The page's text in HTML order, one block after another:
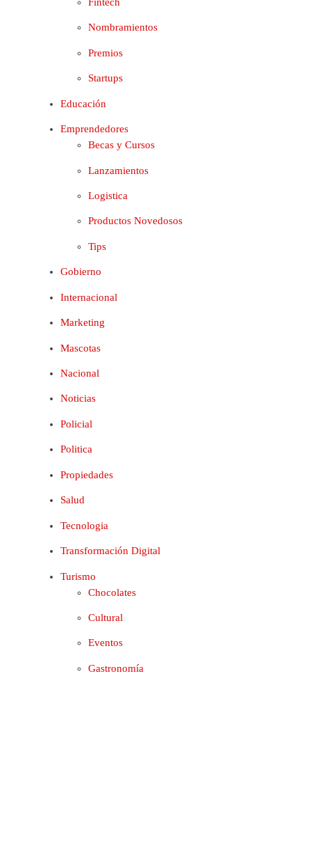
Nombramientos
Premios
Startups
Educación
Emprendedores
Becas y Cursos
Lanzamientos
Logistica
Productos Novedosos
Tips
Gobierno
Internacional
Marketing
Mascotas
Nacional
Noticias
Policial
Politica
Propiedades
Salud
Tecnologia
Transformación Digital
Turismo
Chocolates
Cultural
Eventos
Gastronomía